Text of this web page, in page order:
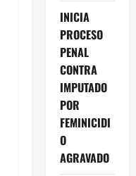
INICIA
PROCESO
PENAL
CONTRA
IMPUTADO
POR
FEMINICIDI
O
AGRAVADO